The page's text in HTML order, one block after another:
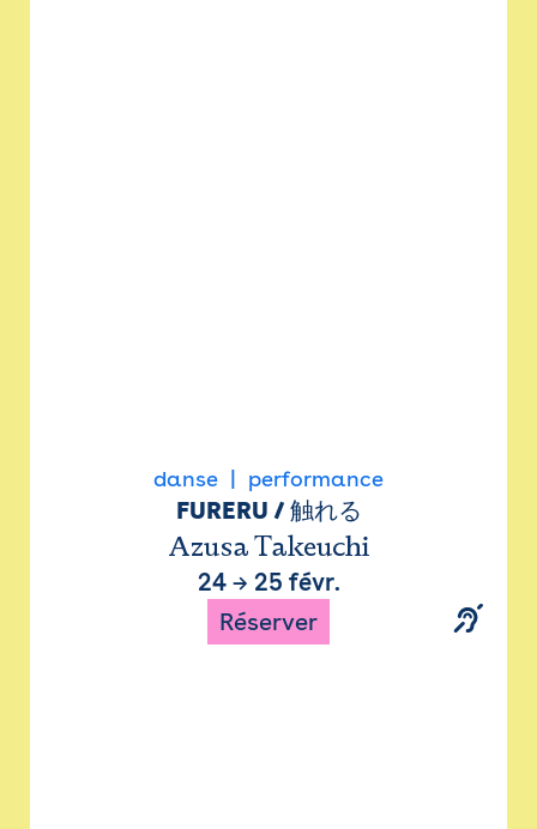
danse performance
FURERU / 触れる
Azusa Takeuchi
24→ 25 févr.
Réserver